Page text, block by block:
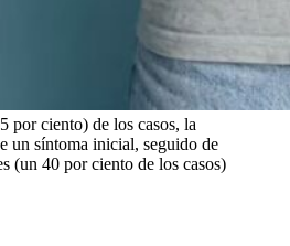
por ciento) de los casos, la
un síntoma inicial, seguido de
(un 40 por ciento de los casos)